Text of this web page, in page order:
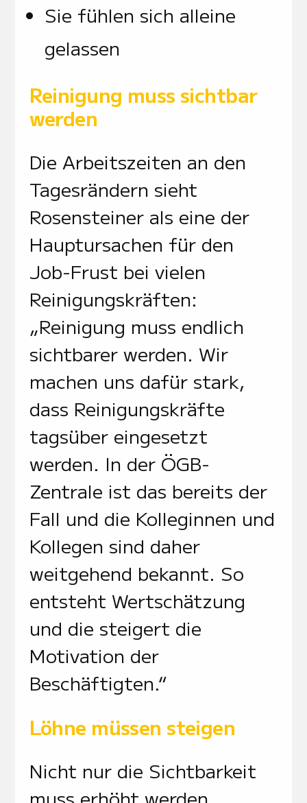
Sie fühlen sich alleine
gelassen
Reinigung muss sichtbar
werden
Die Arbeitszeiten an den
Tagesrändern sieht
Rosensteiner als eine der
Hauptursachen für den
Job-Frust bei vielen
Reinigungskräften:
„Reinigung muss endlich
sichtbarer werden. Wir
machen uns dafür stark,
dass Reinigungskräfte
tagsüber eingesetzt
werden. In der ÖGB-
Zentrale ist das bereits der
Fall und die Kolleginnen und
Kollegen sind daher
weitgehend bekannt. So
entsteht Wertschätzung
und die steigert die
Motivation der
Beschäftigten.“
Löhne müssen steigen
Nicht nur die Sichtbarkeit
muss erhöht werden,